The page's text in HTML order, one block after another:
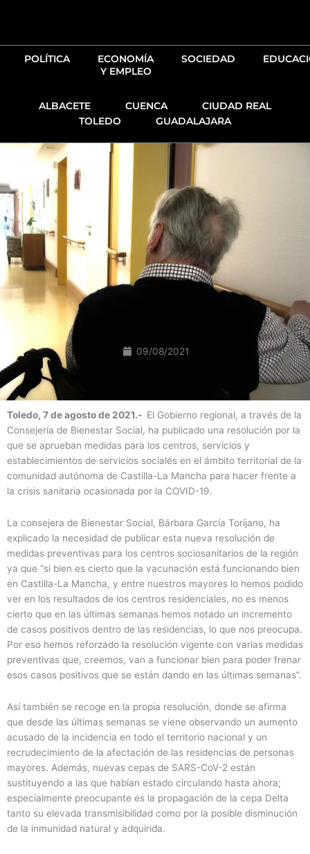
POLÍTICA
ECONOMÍA
Y EMPLEO
SOCIEDAD
ALBACETE CUENCA
CIUDAD REAL
TOLEDO
GUADALAJARA
09/08/2021
Toledo, 7 de agosto de 2021.- El Gobierno regional, a través de la
Consejería de Bienestar Social, ha publicado una resolución por la
que se aprueban medidas para los centros, servicios y
establecimientos de servicios sociales en el ámbito territorial de la
comunidad autónoma de Castilla-La Mancha para hacer frente a
la crisis sanitaria ocasionada por la COVID-19.
La consejera de Bienestar Social, Bárbara García Torijano, ha
explicado la necesidad de publicar esta nueva resolución de
medidas preventivas para los centros sociosanitarios de la región
ya que “si bien es cierto que la vacunación está funcionando bien
en Castilla-La Mancha, y entre nuestros mayores lo hemos podido
ver en los resultados de los centros residenciales, no es menos
cierto que en las últimas semanas hemos notado un incremento
de casos positivos dentro de las residencias, lo que nos preocupa.
Por eso hemos reforzado la resolución vigente con varias medidas
preventivas que, creemos, van a funcionar bien para poder frenar
esos casos positivos que se están dando en las últimas semanas”.
Así también se recoge en la propia resolución, donde se afirma
que desde las últimas semanas se viene observando un aumento
acusado de la incidencia en todo el territorio nacional y un
recrudecimiento de la afectación de las residencias de personas
mayores. Además, nuevas cepas de SARS-CoV-2 están
sustituyendo a las que habían estado circulando hasta ahora;
especialmente preocupante es la propagación de la cepa Delta
tanto su elevada transmisibilidad como por la posible disminución
de la inmunidad natural y adquirida.